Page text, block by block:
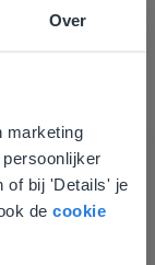
Over
marketing
of bij 'Details' je
de cookie
een
voor het
en de
kan niets ter
Hier